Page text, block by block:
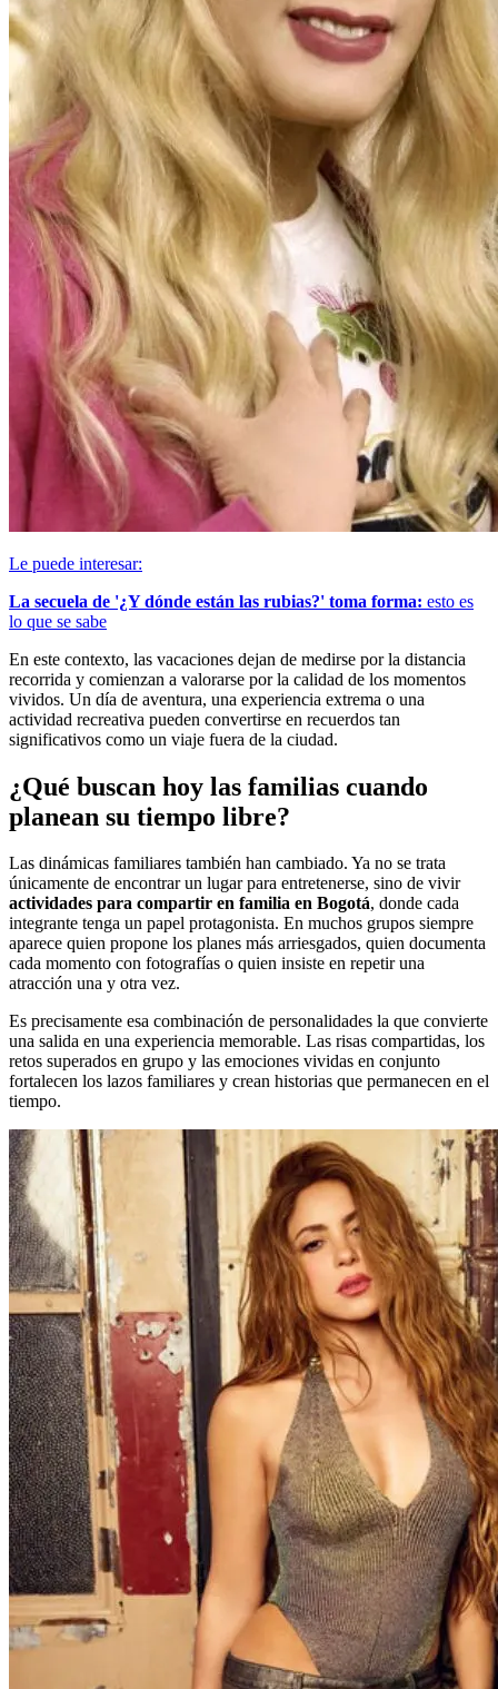
Le puede interesar:
La secuela de '¿Y dónde están las rubias?' toma forma: esto es
lo que se sabe
En este contexto, las vacaciones dejan de medirse por la distancia
recorrida y comienzan a valorarse por la calidad de los momentos
vividos. Un día de aventura, una experiencia extrema o una
actividad recreativa pueden convertirse en recuerdos tan
significativos como un viaje fuera de la ciudad.
¿Qué buscan hoy las familias cuando
planean su tiempo libre?
Las dinámicas familiares también han cambiado. Ya no se trata
únicamente de encontrar un lugar para entretenerse, sino de vivir
actividades para compartir en familia en Bogotá, donde cada
integrante tenga un papel protagonista. En muchos grupos siempre
aparece quien propone los planes más arriesgados, quien documenta
cada momento con fotografías o quien insiste en repetir una
atracción una y otra vez.
Es precisamente esa combinación de personalidades la que convierte
una salida en una experiencia memorable. Las risas compartidas, los
retos superados en grupo y las emociones vividas en conjunto
fortalecen los lazos familiares y crean historias que permanecen en el
tiempo.